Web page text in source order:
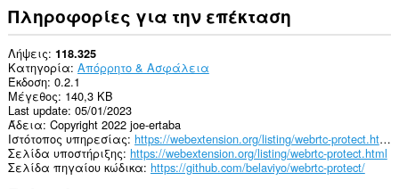
Πληροφορίες για την επέκταση
Λήψεις 118.325
Κατηγορία Απόρρητο & Ασφάλεια
Έκδοση 0.2.1
Μέγεθος 140,3 KB
Last update 05/01/2023
Άδεια Copyright 2022 joe-ertaba
Ιστότοπος υπηρεσίας
https://webextension.org/listing/webrtc-protect.html
Σελίδα υποστήριξης https://webextension.org/listing/webrtc-protect.html
Σελίδα πηγαίου κώδικα https://github.com/belaviyo/webrtc-protect/